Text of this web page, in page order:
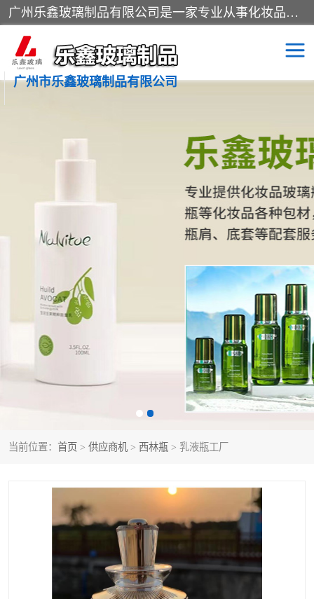
广州乐鑫玻璃制品有限公司是一家专业从事化妆品瓶子、化妆品玻璃瓶子、膏霜瓶、化妆品玻璃瓶等产品的集开发研制、生产、销售于一体的实业型玻璃制品生产企业。产品从设计、开模、试样、生产、蒙砂、抛光、喷涂、高低温单色及多色印刷，烫金（银）到交货实现一条龙服务。
广州市乐鑫玻璃制品有限公司
当前位置： 首页 > 供应商机 > 西林瓶 > 乳液瓶工厂
化妆品包装瓶 香水包装瓶
化妆品玻璃瓶
玻璃瓶
拉管瓶